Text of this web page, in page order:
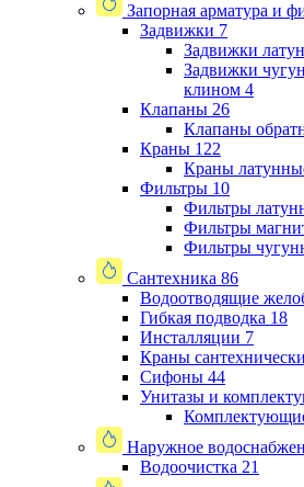
Запорная арматура и
Задвижки 7
Задвижки
Задвижки
клином 4
Клапаны 26
Клапаны
Краны 122
Краны
Фильтры 10
Фильтры
Фильтры
Фильтры
Сантехника 86
Водоотводящие
Гибкая подводка 18
Инсталляции 7
Краны
Сифоны 44
Унитазы и
Наружное
Водоочистка 21